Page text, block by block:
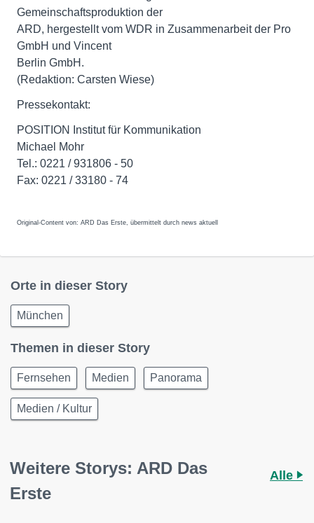
Gemeinschaftsproduktion der
ARD, hergestellt vom WDR in Zusammenarbeit der Pro
GmbH und Vincent
Berlin GmbH.
(Redaktion: Carsten Wiese)
Pressekontakt:
POSITION Institut für Kommunikation
Michael Mohr
Tel.: 0221 / 931806 - 50
Fax: 0221 / 33180 - 74
Original-Content von: ARD Das Erste, übermittelt durch news aktuell
Orte in dieser Story
München
Themen in dieser Story
Fernsehen Medien Panorama
Medien / Kultur
Weitere Storys: ARD Das
Erste
Alle